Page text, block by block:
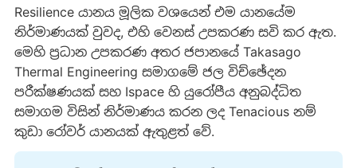
Resilience යානය මූලික වශයෙන් එම යානයේම
නිර්මාණයක් වුවද, එහි වෙනස් උපකරණ සවි කර ඇත.
මෙහි ප්‍රධාන උපකරණ අතර ජපානයේ Takasago
Thermal Engineering සමාගමේ ජල විච්ඡේදන
පරීක්ෂණයක් සහ Ispace හි යුරෝපීය අනුබද්ධිත
සමාගම විසින් නිර්මාණය කරන ලද Tenacious නම්
කුඩා රෝවර් යානයක් ඇතුළත් වේ.